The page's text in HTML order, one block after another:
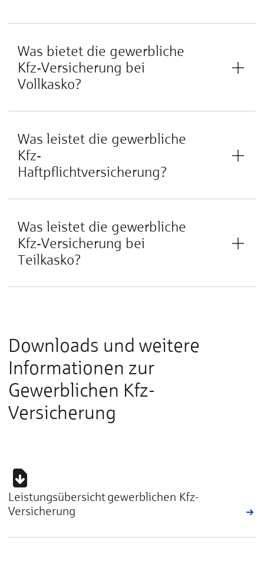
Was bietet die gewerbliche
Kfz-Versicherung bei
Vollkasko?
Was leistet die gewerbliche
Kfz-
Haftpflichtversicherung?
Was leistet die gewerbliche
Kfz-Versicherung bei
Teilkasko?
Downloads und weitere
Informationen zur
Gewerblichen Kfz-
Versicherung
Leistungsübersicht gewerblichen Kfz-
Versicherung